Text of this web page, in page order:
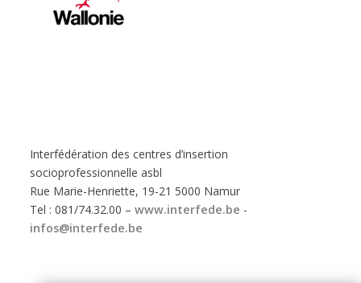
Interfédération des centres d’insertion
socioprofessionnelle asbl
Rue Marie-Henriette, 19-21 5000 Namur
Tel : 081/74.32.00 –www.interfede.be -
infos@interfede.be